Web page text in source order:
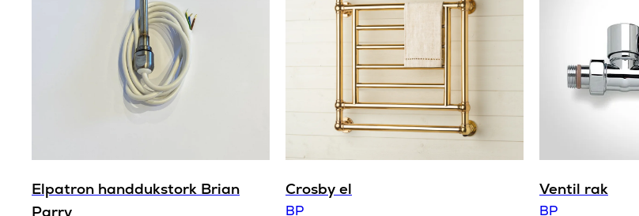
Elpatron handdukstork Brian
Parry
Crosby el
BP
Ventil rak
BP